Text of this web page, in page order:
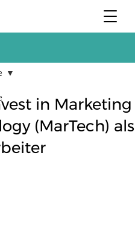
in Marketing
(MarTech) als